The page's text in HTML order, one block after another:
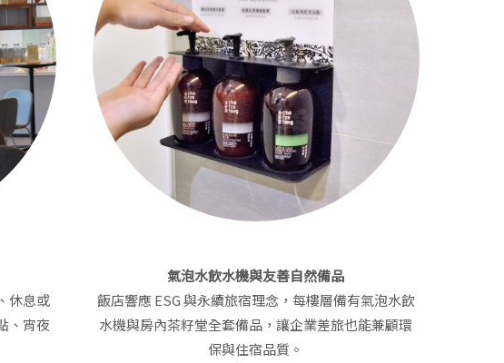
休息或
、宵夜
氣泡水飲水機與友善自然備品
飯店響應 ESG 與永續旅宿理念，每樓層備有氣泡水飲
水機與房內茶籽堂全套備品，讓企業差旅也能兼顧環
保與住宿品質。